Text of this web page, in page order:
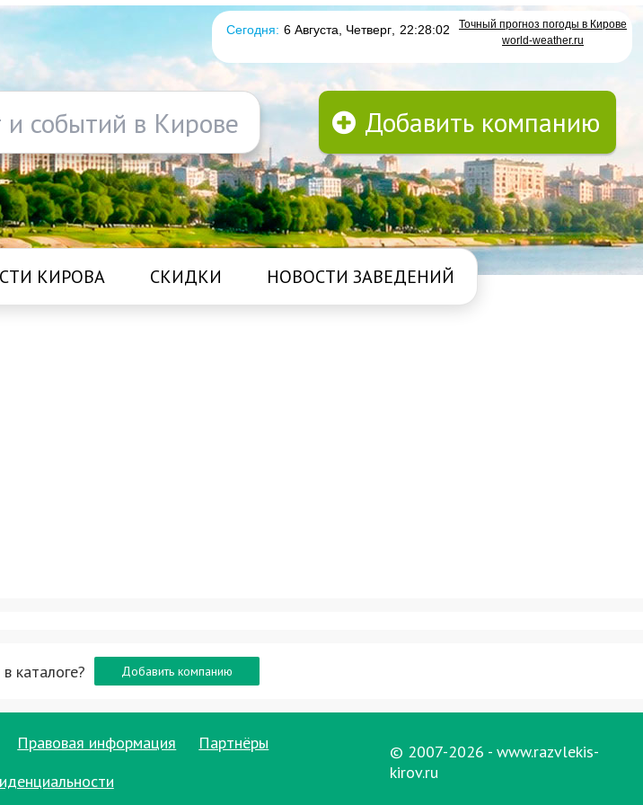
Сегодня: 6 Августа, Четверг 22:28:02
Точный прогноз погоды в Кирове
world-weather.ru
и событий в Кирове Добавить компанию
КИРОВА СКИДКИ НОВОСТИ ЗАВЕДЕНИЙ
каталоге? Добавить компанию
Правовая информация
Партнёры
© 2007-2026 - www.razvlekis-
kirov.ru